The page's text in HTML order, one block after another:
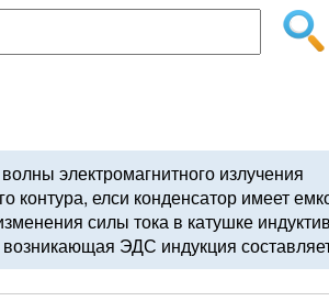
электромагнитного излучения
контура, елси конденсатор имеет
силы тока в катушке
ЭДС индукция